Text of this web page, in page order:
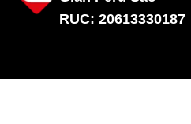
RUC: 20613330187